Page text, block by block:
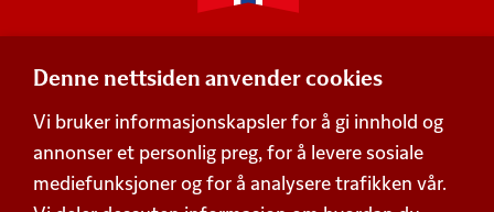
Denne nettsiden anvender cookies
Vi bruker informasjonskapsler for å gi innhold og
annonser et personlig preg, for å levere sosiale
mediefunksjoner og for å analysere trafikken vår.
Postboks 360,
Økern, 0513 Oslo
Besøksadresse